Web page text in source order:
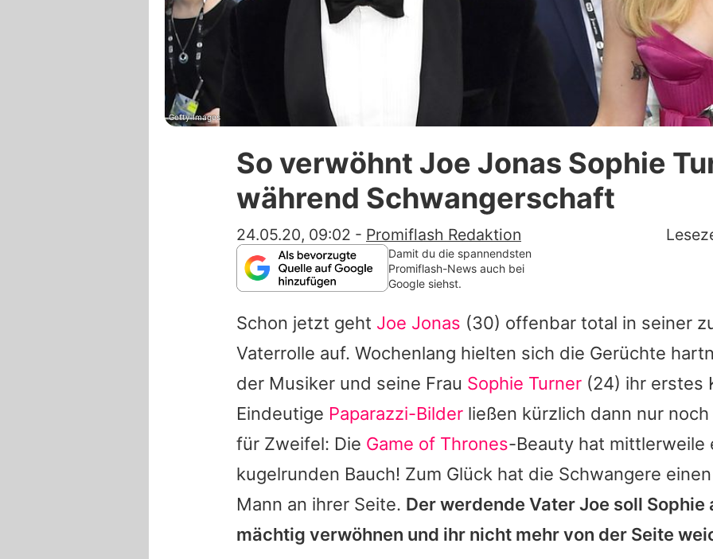
Redaktionelle Richtlinien
Datenschutzerklärung
Nutzungsbedingungen
Utiq verwalten
Getty Images
So verwöhnt Joe Jonas Sophie
während Schwangerschaft
24.05.20, 09:02 - Promiflash Redaktion
Damit du die spannendsten
Promiflash-News auch bei
Google siehst.
Schon jetzt geht Joe Jonas (30) offenbar total in seiner
Vaterrolle auf. Wochenlang hielten sich die Gerüchte
der Musiker und seine Frau Sophie Turner (24) ihr erstes
Eindeutige Paparazzi-Bilder ließen kürzlich dann nur
für Zweifel: Die Game of Thrones-Beauty hat mittlerweile
kugelrunden Bauch! Zum Glück hat die Schwangere
Mann an ihrer Seite. Der werdende VaterJoe soll Sophie
mächtig verwöhnen und ihr nicht mehr von der Seite